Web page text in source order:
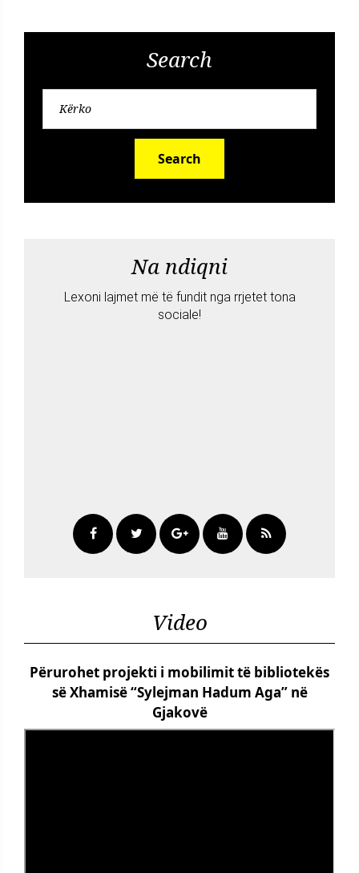
Search
Search
Na ndiqni
Lexoni lajmet më të fundit nga rrjetet tona
sociale!
Video
Përurohet projekti i mobilimit të bibliotekës
së Xhamisë “Sylejman Hadum Aga” në
Gjakovë